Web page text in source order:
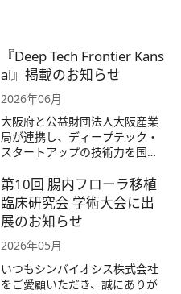
『Deep Tech Frontier Kans
ai』掲載のお知らせ
2026年06月
大阪府と公益財団法人大阪産業
局が連携し、ディープテック・
スタートアップの技術力を国内
モーションブランド『Deep Tec
h Frontier Kansai』のWEBサイ
ト、およびDATABASEにて、弊
社の企業情報を掲載いただきま
した。 【BLACK BOX DATAB
第10回 腸内フローラ移植
臨床研究会 学術大会に出
展のお知らせ
2026年05月
いつもシンバイオシス株式会社
をご愛顧いただき、誠にありが